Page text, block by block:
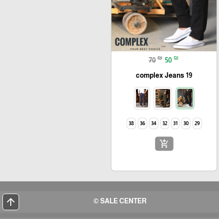
70 ₪ 50 ₪
complex Jeans 19
29
30
31
32
34
36
38
add_shopping_cart
SALE CENTER ©
arrow_upward